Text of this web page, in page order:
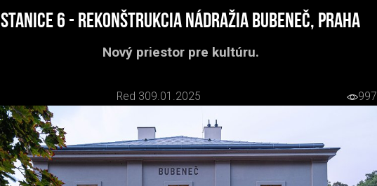
Stanice 6 - rekonštrukcia nádražia Bubeneč, Praha
Nový priestor pre kultúru.
Red 309.01.2025 997